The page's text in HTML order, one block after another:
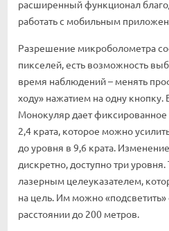
расширенный функционал
работать с мобильным
Разрешение микроболометра
пикселей, есть возможность
время наблюдений – менять
ходу» нажатием на одну кнопку.
Монокуляр дает фиксированное
2,4 крата, которое можно
до уровня в 9,6 крата.
дискретно, доступно три
лазерным целеуказателем,
на цель. Им можно
расстоянии до 200 метров.